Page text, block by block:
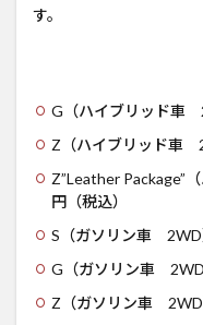
す。
G（ハイブリッド車
Z（ハイブリッド車
Z”Leather Package”
円（税込）
S（ガソリン車 2WD
G（ガソリン車 2WD
Z（ガソリン車 2WD